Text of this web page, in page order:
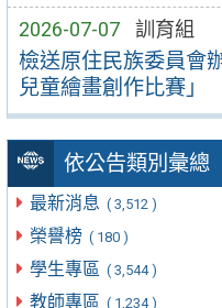
2026-07-07 訓育組
檢送原住民族委員會
兒童繪畫創作比賽」
依公告類別彙總
最新消息 ( 3,512 )
榮譽榜 ( 180 )
學生專區 ( 3,544 )
教師專區 ( 1,234 )